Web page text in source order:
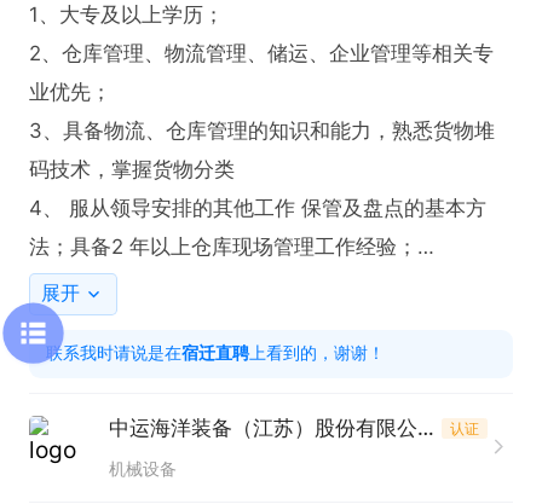
1、大专及以上学历；
2、仓库管理、物流管理、储运、企业管理等相关专
业优先；
3、具备物流、仓库管理的知识和能力，熟悉货物堆
码技术，掌握货物分类
4、 服从领导安排的其他工作 保管及盘点的基本方
法；具备2 年以上仓库现场管理工作经验；
5、熟练使用 ERP 等相关软件；
6、服从领导安排的其他工作。
岗位职责：
2、定期、定时做好在库货物的清洁、整理工作，保
证货物摆放整齐有序， 合理规范；
展开
联系我时请说是在宿迁直聘上看到的，谢谢！
中运海洋装备（江苏）股份有限公司 认证
机械设备